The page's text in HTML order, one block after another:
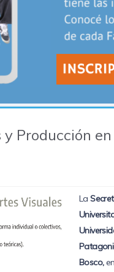
Producción
La
Bosco,